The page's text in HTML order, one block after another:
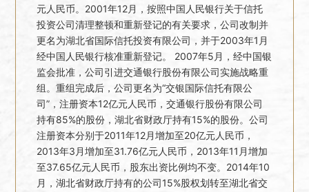
元人民币。2001年12月，按照中国人民银行关于信托
投资公司清理整顿和重新登记的有关要求，公司改制并
更名为湖北省国际信托投资有限公司，并于2003年1月
经中国人民银行核准重新登记。 2007年5月，经中国银
监会批准，公司引进交通银行股份有限公司实施战略重
组。重组完成后，公司更名为“交银国际信托有限公
司”，注册资本12亿元人民币，交通银行股份有限公司
持有85%的股份，湖北省财政厅持有15%的股份。公司
注册资本分别于2011年12月增加至20亿元人民币，
2013年3月增加至31.76亿元人民币，2013年11月增加
至37.65亿元人民币，股东出资比例均不变。2014年10
月，湖北省财政厅持有的公司15%股权划转至湖北省交